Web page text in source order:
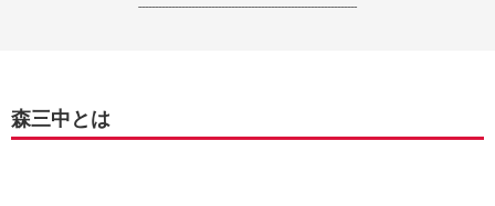
------------------------------------------------------------------
森三中とは